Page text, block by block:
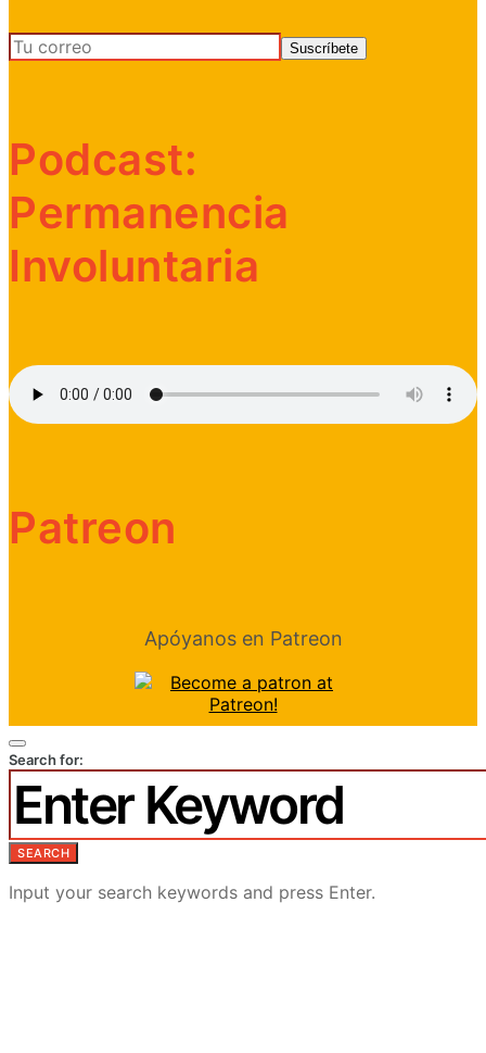
Podcast:
Permanencia
Involuntaria
Patreon
Apóyanos en Patreon
Search for:
SEARCH
Input your search keywords and press Enter.